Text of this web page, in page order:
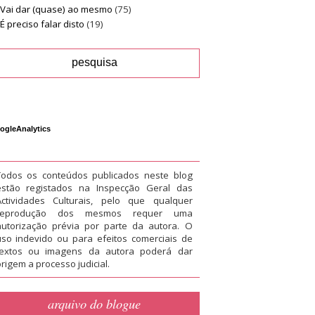
Vai dar (quase) ao mesmo (75)
É preciso falar disto (19)
os conteúdos publicados neste blog
registados na Inspecção Geral das
Culturais, pelo que qualquer
dos mesmos requer uma
prévia por parte da autora. O
indevido ou para efeitos comerciais de
ou imagens da autora poderá dar
a processo judicial.
arquivo do blogue